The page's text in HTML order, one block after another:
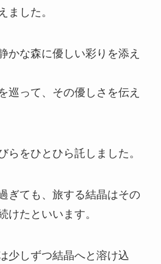
ました。
かな森に優しい彩りを添え
、その優しさを伝え
らをひとひら託しました。
ぎても、旅する結晶はその
けたといいます。
少しずつ結晶へと溶け込